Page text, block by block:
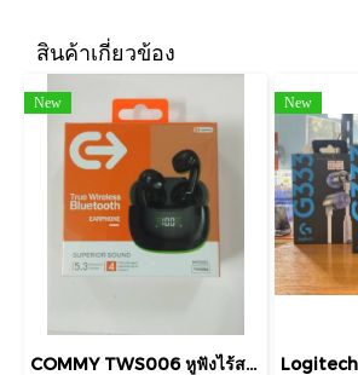
สินค้าเกี่ยวข้อง
New
COMMY TWS006 หูฟังไร้สาย เบสหนัก ฟังสนุก หูฟังบลูทูธ Bluetooth
New